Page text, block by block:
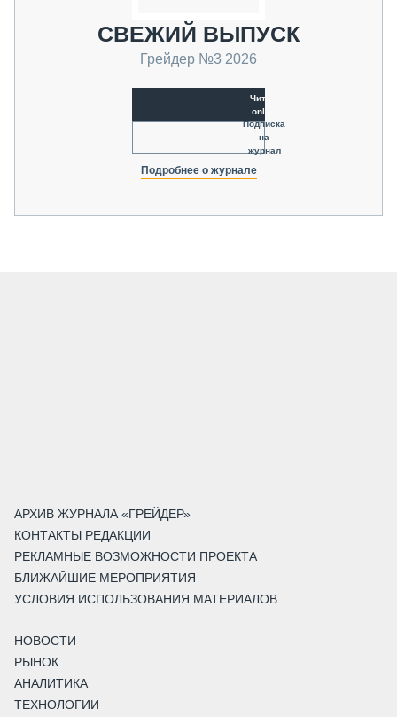
СВЕЖИЙ ВЫПУСК
Грейдер №3 2026
Читать
online
Подписка
на
журнал
Подробнее о журнале
АРХИВ ЖУРНАЛА «ГРЕЙДЕР»
КОНТАКТЫ РЕДАКЦИИ
РЕКЛАМНЫЕ ВОЗМОЖНОСТИ ПРОЕКТА
БЛИЖАЙШИЕ МЕРОПРИЯТИЯ
УСЛОВИЯ ИСПОЛЬЗОВАНИЯ МАТЕРИАЛОВ
НОВОСТИ
РЫНОК
АНАЛИТИКА
ТЕХНОЛОГИИ